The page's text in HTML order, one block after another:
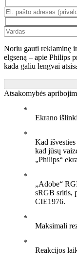
Noriu gauti reklaminę
elgseną – apie Philips
kada galiu lengvai
Atsakomybės
Ekrano
Kad
kad jūsų
„Philips“
„Adobe“
sRGB sritis,
CIE1976.
Maksimali
Reakcijos